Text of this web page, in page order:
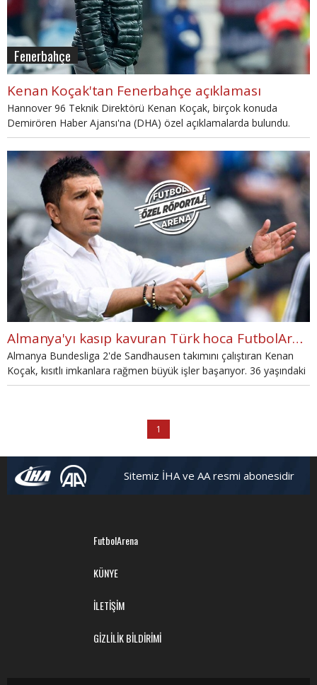
Fenerbahçe
Kenan Koçak'tan Fenerbahçe açıklaması
Hannover 96 Teknik Direktörü Kenan Koçak, birçok konuda
Demirören Haber Ajansı'na (DHA) özel açıklamalarda bulundu.
Almanya'yı kasıp kavuran Türk hoca FutbolArena'ya konuştu
Almanya Bundesliga 2'de Sandhausen takımını çalıştıran Kenan
Koçak, kısıtlı imkanlara rağmen büyük işler başarıyor. 36 yaşındaki
genç teknik adam FutbolArena'ya konuştu.
1
Sitemiz İHA ve AA resmi abonesidir
FutbolArena
KÜNYE
İLETİŞİM
GİZLİLİK BİLDİRİMİ